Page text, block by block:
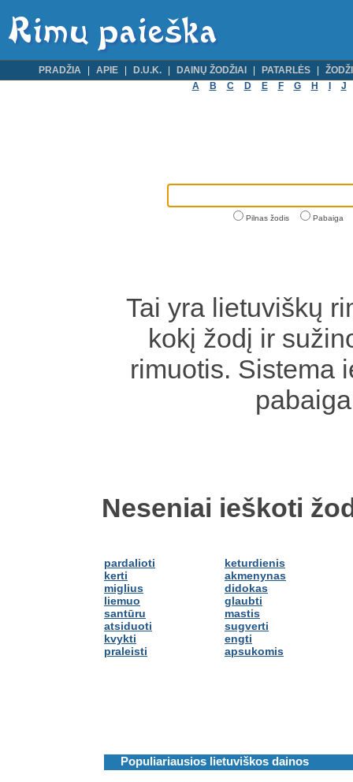
PRADŽIA APIE D.U.K. DAINŲ ŽODŽIAI PATARLĖS
A
B C D E F G H J
Pilnas žodis Pabaiga
Tai yra lietuviškų
kokį žodį ir
rimuotis. Sistema
Neseniai ieškoti
pardalioti
kerti
miglius
liemuo
santūru
atsiduoti
kvykti
praleisti
keturdienis
akmenynas
didokas
glaubti
mastis
sugverti
engti
apsukomis
Populiariausios lietuviškos dainos